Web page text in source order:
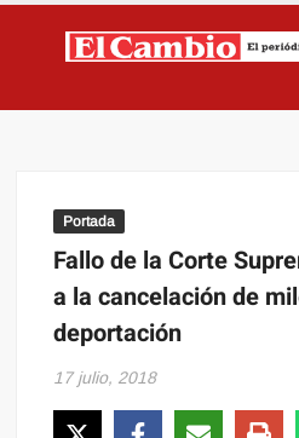
Portada
Fallo de la Corte
a la cancelación de
deportación
17 julio, 2018